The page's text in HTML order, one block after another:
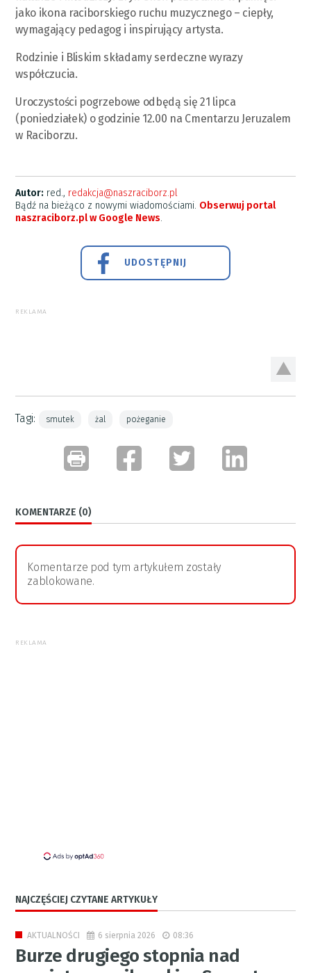
jako ikona raciborskiego ruchu muzycznego – ciepły,
wymagający pedagog i inspirujący artysta.
Rodzinie i Bliskim składamy serdeczne wyrazy
współczucia.
Uroczystości pogrzebowe odbędą się 21 lipca
(poniedziałek) o godzinie 12.00 na Cmentarzu Jeruzalem
w Raciborzu.
Autor: red., redakcja@naszraciborz.pl
Bądź na bieżąco z nowymi wiadomościami. Obserwuj portal
naszraciborz.pl w Google News.
UDOSTĘPNIJ
REKLAMA
Tagi: smutek żal pożeganie
KOMENTARZE (0)
Komentarze pod tym artykułem zostały
zablokowane.
REKLAMA
NAJCZĘŚCIEJ CZYTANE ARTYKUŁY
AKTUALNOŚCI 6 sierpnia 2026 08:36
Burze drugiego stopnia nad